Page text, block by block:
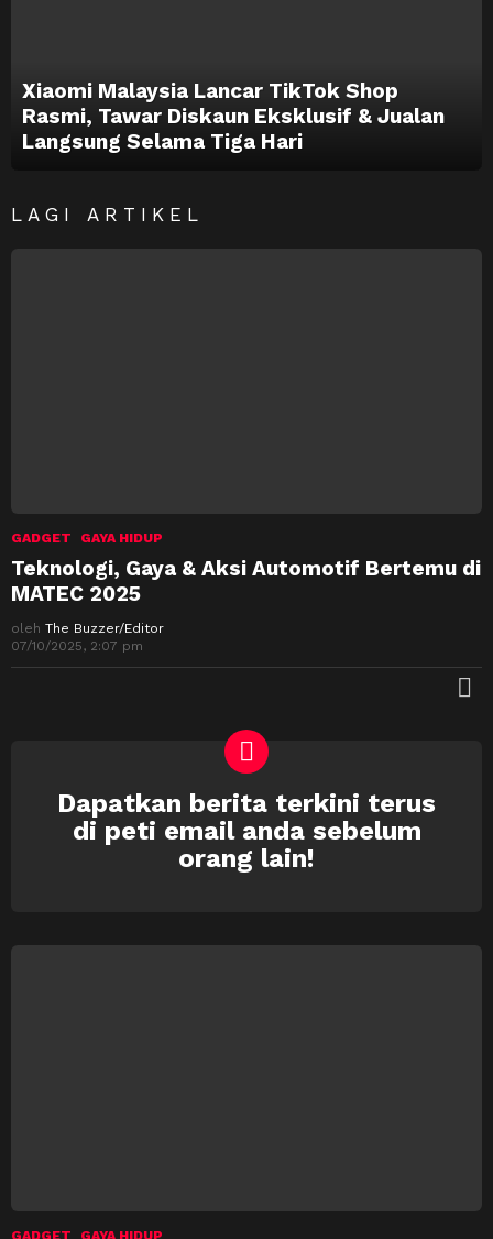
Xiaomi Malaysia Lancar TikTok Shop
Rasmi, Tawar Diskaun Eksklusif & Jualan
Langsung Selama Tiga Hari
LAGI ARTIKEL
GADGET GAYA HIDUP
Teknologi, Gaya & Aksi Automotif Bertemu di
MATEC 2025
oleh The Buzzer/Editor
07/10/2025, 2:07 pm
NEWSLETTER
Dapatkan berita terkini terus
di peti email anda sebelum
orang lain!
GADGET GAYA HIDUP